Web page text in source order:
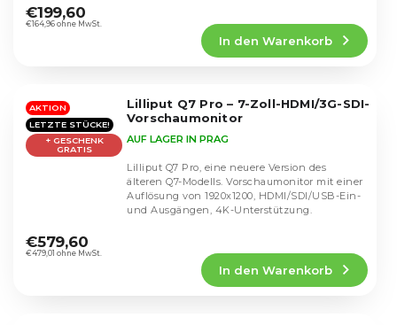
durchschnittliche
Produktbewertung
Sternen.
€164,96 ohne MwSt.
€199,60
In den Warenkorb
AKTION
LETZTE STÜCKE!
+ GESCHENK
GRATIS
Lilliput Q7 Pro – 7-Zoll-HDMI/3G-SDI-
Vorschaumonitor
durchschnittliche
Produktbewertung
AUF LAGER IN PRAG
€479,01 ohne MwSt.
€579,60
In den Warenkorb
Lilliput Q7 Pro, eine neuere Version des
älteren Q7-Modells. Vorschaumonitor mit einer
Auflösung von 1920x1200, HDMI/SDI/USB-Ein-
und Ausgängen, 4K-Unterstützung.